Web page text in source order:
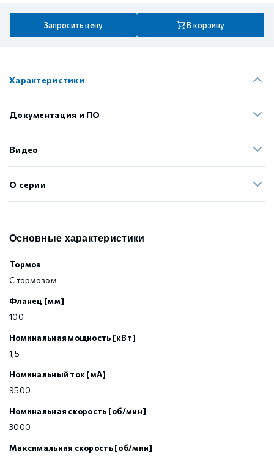
Запросить цену В корзину
Характеристики
Документация и ПО
Видео
О серии
Основные характеристики
Тормоз
С тормозом
Фланец [мм]
100
Номинальная мощность [кВт]
1,5
Номинальный ток [мА]
9500
Номинальная скорость [об/мин]
3000
Максимальная скорость [об/мин]